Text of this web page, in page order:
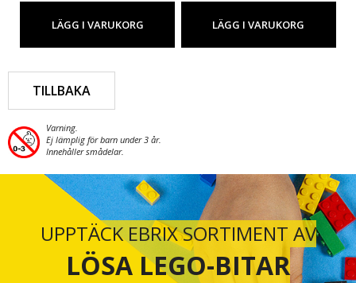
LÄGG I VARUKORG LÄGG I VARUKORG
TILLBAKA
Varning.
Ej lämplig för barn under 3 år.
Innehåller smådelar.
UPPTÄCK EBRIX SORTIMENT AV
LÖSA LEGO-BITAR